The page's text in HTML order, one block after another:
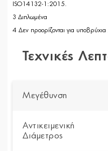
ISO14132-1:2015.
3 Διπλωμένα
4 Δεν προορίζονται για
Τεχνικές
Μεγέθυνση
Αντικειμενική
Διάμετρος